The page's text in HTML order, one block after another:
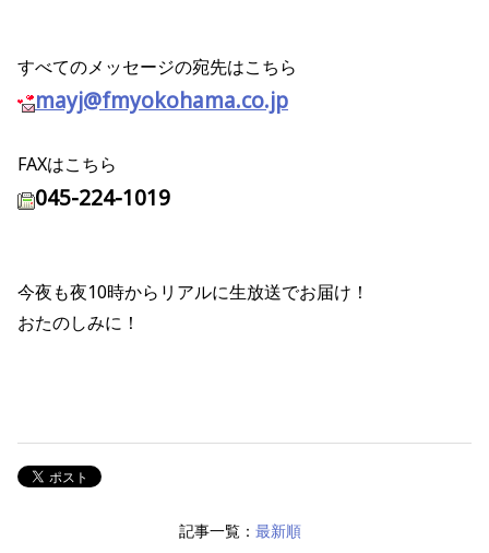
すべてのメッセージの宛先はこちら
mayj@fmyokohama.co.jp
FAXはこちら
045-224-1019
今夜も夜10時からリアルに生放送でお届け！
おたのしみに！
記事一覧： 最新順